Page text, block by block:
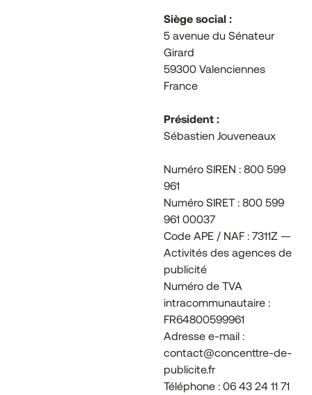
Siège social :
5 avenue du Sénateur
Girard
59300 Valenciennes
France
Président :
Sébastien Jouveneaux
Numéro SIREN : 800 599
961
Numéro SIRET : 800 599
961 00037
Code APE / NAF : 7311Z —
Activités des agences de
publicité
Numéro de TVA
intracommunautaire :
FR64800599961
Adresse e-mail :
contact@concenttre-de-
publicite.fr
Téléphone : 06 43 24 11 71